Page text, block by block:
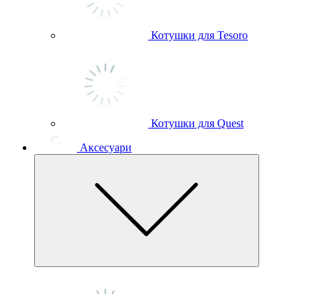
Котушки для Tesoro
Котушки для Quest
Аксесуари